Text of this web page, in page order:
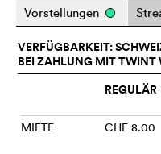
Vorstellungen
VERFÜGBARKEIT:
BEI ZAHLUNG MIT TWINT
REGULÄR
MIETE CHF 8.00